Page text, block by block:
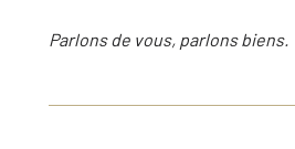
Parlons de vous, parlons biens.